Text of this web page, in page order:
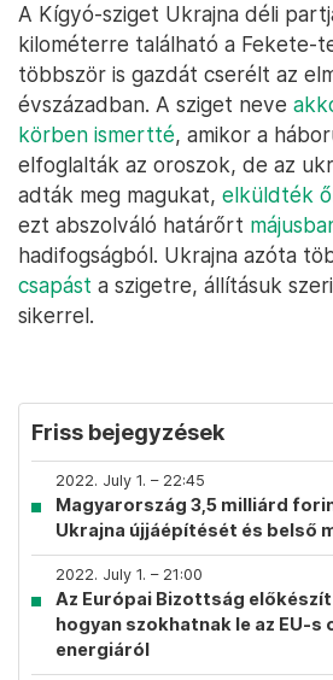
A Kígyó-sziget Ukrajna déli
kilométerre található a Fekete-
többször is gazdát cserélt az
évszázadban. A sziget neve
körben ismertté, amikor a
elfoglalták az oroszok, de az
adták meg magukat, elküldték
ezt abszolváló határőrt
hadifogságból. Ukrajna azóta
csapást a szigetre, állításuk
sikerrel.
Friss bejegyzések
2022. July 1. – 22:45
Magyarország 3,5 milliárd
Ukrajna újjáépítését és belső
2022. July 1. – 21:00
Az Európai Bizottság
hogyan szokhatnak le az EU-s
energiáról